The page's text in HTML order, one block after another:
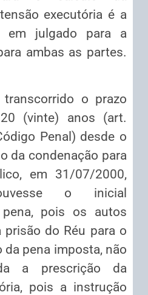
executória é a
em julgado para a
ambas as partes.
o prazo
(vinte) anos (art.
Penal) desde o
da condenação para
em 31/07/2000,
o inicial
pois os autos
prisão do Réu para o
da pena imposta, não
a prescrição da
pois a instrução